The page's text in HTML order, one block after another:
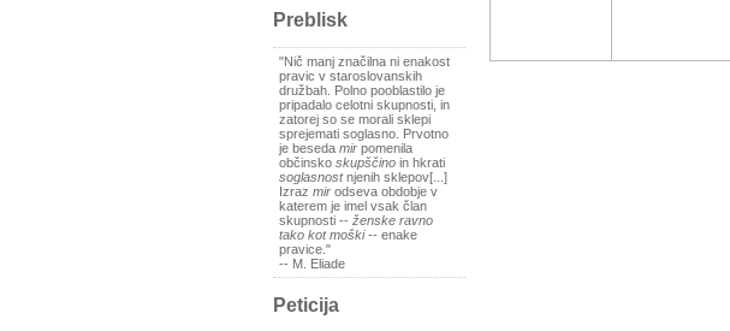
Preblisk
"Nič manj značilna ni enakost
pravic v staroslovanskih
družbah. Polno pooblastilo je
pripadalo celotni skupnosti, in
zatorej so se morali sklepi
sprejemati soglasno. Prvotno
je beseda mir pomenila
občinsko skupščino in hkrati
soglasnostnjenih sklepov[...]
Izraz mir odseva obdobje v
katerem je imel vsak član
skupnosti -- ženske ravno
tako kot moški-- enake
pravice."
-- M. Eliade
Peticija